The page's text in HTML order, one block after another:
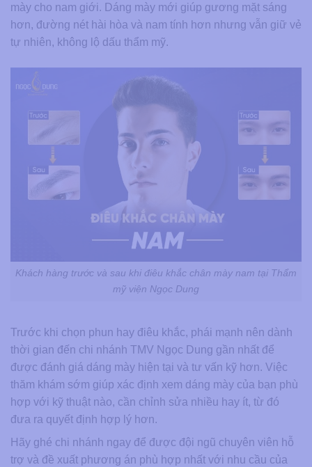
mày cho nam giới. Dáng mày mới giúp gương mặt sáng
hơn, đường nét hài hòa và nam tính hơn nhưng vẫn giữ vẻ
tự nhiên, không lộ dấu thẩm mỹ.
Khách hàng trước và sau khi điêu khắc chân mày nam tại Thẩm
mỹ viện Ngọc Dung
Trước khi chọn phun hay điêu khắc, phái mạnh nên dành
thời gian đến chi nhánh TMV Ngọc Dung gần nhất để
được đánh giá dáng mày hiện tại và tư vấn kỹ hơn. Việc
thăm khám sớm giúp xác định xem dáng mày của bạn phù
hợp với kỹ thuật nào, cần chỉnh sửa nhiều hay ít, từ đó
đưa ra quyết định hợp lý hơn.
Hãy ghé chi nhánh ngay để được đội ngũ chuyên viên hỗ
trợ và đề xuất phương án phù hợp nhất với nhu cầu của